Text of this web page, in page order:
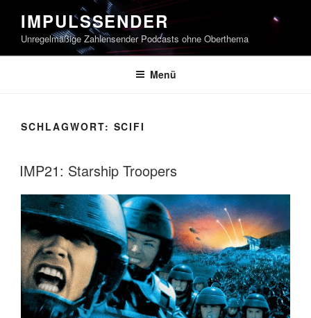
springen
IMPULSSENDER
Unregelmäßige Zahlensender Podcasts ohne Oberthema
Menü
SCHLAGWORT: SCIFI
IMP21: Starship Troopers